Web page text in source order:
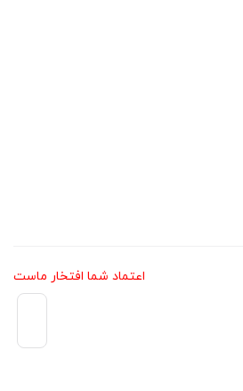
اعتماد شما افتخار ماست